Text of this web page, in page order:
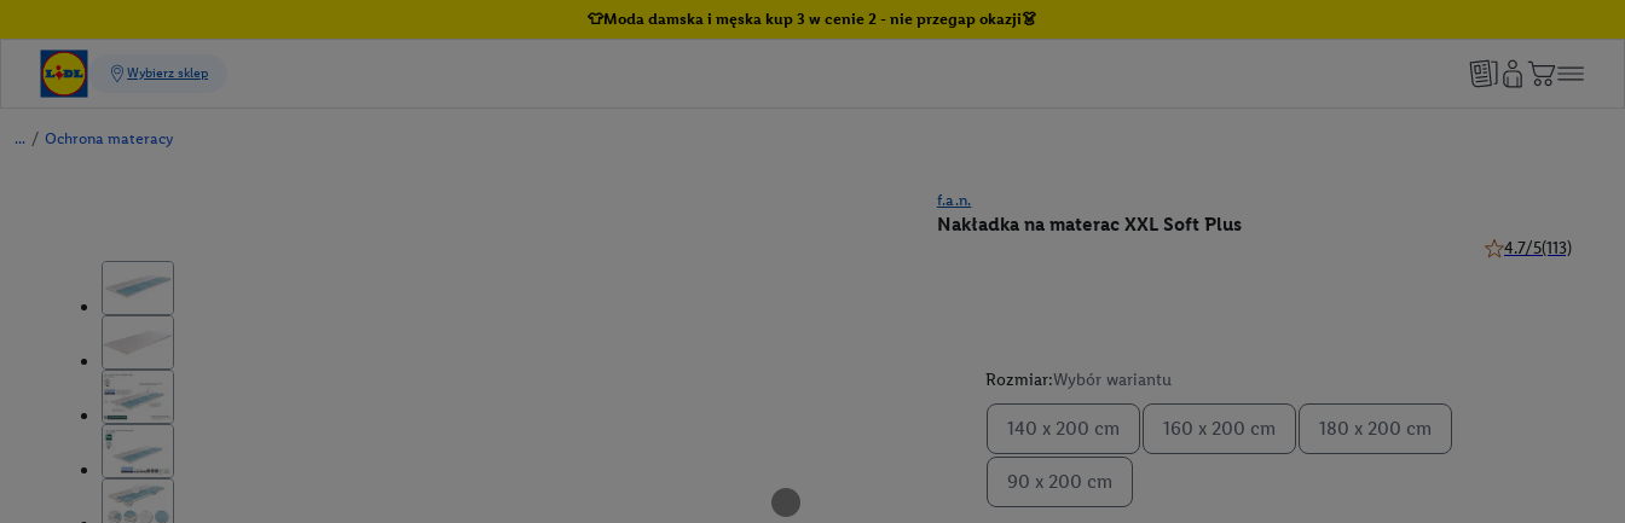
👕Moda damska i męska kup 3 w cenie 2 - nie przegap okazji👗
/ Ochrona materacy
f.a.n.
Nakładka na materac XXL Soft Plus
4.7/5(113)
Rozmiar:Wybór wariantu
140 x 200 cm 160 x 200 cm 180 x 200 cm
90 x 200 cm